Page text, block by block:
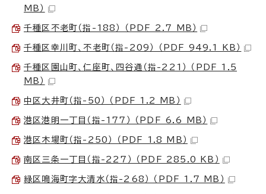
MB）
千種区不老町（指-188） （PDF 2.7 MB）
千種区幸川町、不老町（指-209） （PDF 949.1 KB）
千種区園山町、仁座町、四谷通（指-221） （PDF 1.5
MB）
中区大井町（指-50） （PDF 1.2 MB）
港区港明一丁目（指-177） （PDF 6.6 MB）
港区木場町（指-250） （PDF 1.8 MB）
南区三条一丁目（指-227） （PDF 285.0 KB）
緑区鳴海町字大清水（指-268） （PDF 1.7 MB）